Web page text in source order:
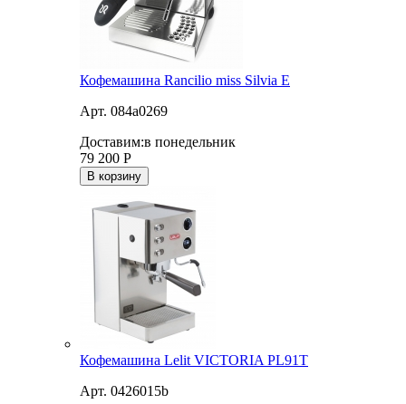
Кофемашина Rancilio miss Silvia E
Арт. 084a0269
Доставим:в понедельник
79 200 Р
В корзину
Кофемашина Lelit VICTORIA PL91T
Арт. 0426015b